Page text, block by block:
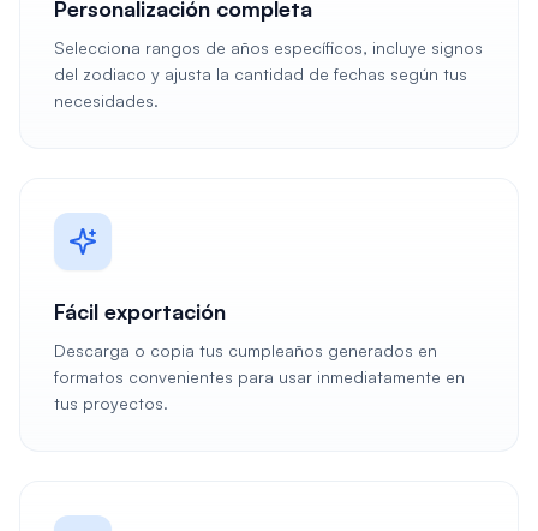
Personalización completa
Selecciona rangos de años específicos, incluye signos
del zodiaco y ajusta la cantidad de fechas según tus
necesidades.
Fácil exportación
Descarga o copia tus cumpleaños generados en
formatos convenientes para usar inmediatamente en
tus proyectos.